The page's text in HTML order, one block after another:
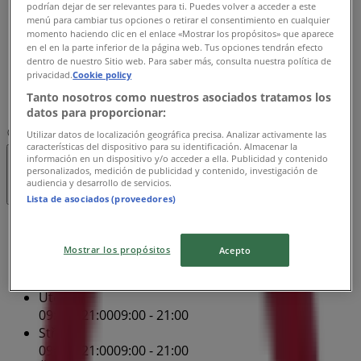
Čtvrtek
09:00 - 21:0009:00 - 21:00
Pátek
09:00 - 21:0009:00 - 21:00
09:00 - 21:0009:00 - 21:00
Mapa
+420 777 785 106
Zavřeno
09:00 - 21:0009:00 - 21:00
Úterý
09:00 - 21:0009:00 - 21:00
Středa
09:00 - 21:0009:00 - 21:00
podrían dejar de ser relevantes para ti. Puedes volver a acceder a este
menú para cambiar tus opciones o retirar el consentimiento en cualquier
momento haciendo clic en el enlace «Mostrar los propósitos» que aparece
en el en la parte inferior de la página web. Tus opciones tendrán efecto
dentro de nuestro Sitio web. Para saber más, consulta nuestra política de
privacidad.Cookie policy
Tanto nosotros como nuestros asociados tratamos los
datos para proporcionar:
Utilizar datos de localización geográfica precisa. Analizar activamente las
características del dispositivo para su identificación. Almacenar la
información en un dispositivo y/o acceder a ella. Publicidad y contenido
personalizados, medición de publicidad y contenido, investigación de
audiencia y desarrollo de servicios.
Lista de asociados (proveedores)
Mostrar los propósitos Acepto